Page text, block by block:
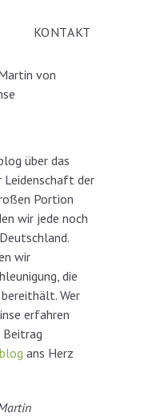
KONTAKT
über das
Leidenschaft der
Portion
wir jede noch
wir
die
Wer
erfahren
Beitrag
ans Herz